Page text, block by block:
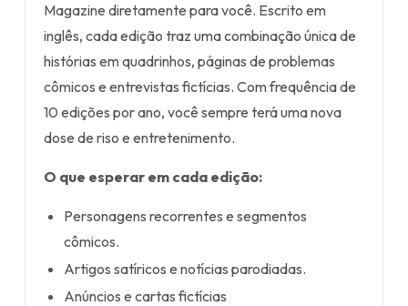
Magazine diretamente para você. Escrito em
inglês, cada edição traz uma combinação única de
histórias em quadrinhos, páginas de problemas
cômicos e entrevistas fictícias. Com frequência de
10 edições por ano, você sempre terá uma nova
dose de riso e entretenimento.
O que esperar em cada edição:
Personagens recorrentes e segmentos
cômicos.
Artigos satíricos e notícias parodiadas.
Anúncios e cartas fictícias